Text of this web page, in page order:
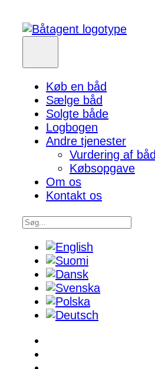
Køb en båd
Sælge båd
Solgte både
Logbogen
Andre tjenester
Vurdering af
Købsopgave
Om os
Kontakt os